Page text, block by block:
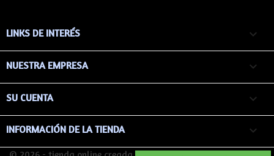
LINKS DE INTERÉS 
NUESTRA EMPRESA 
SU CUENTA 
INFORMACIÓN DE LA TIENDA keyboard_arrow_down